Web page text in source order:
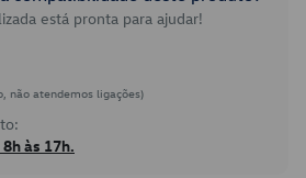
está pronta para ajudar!
não atendemos ligações)
às 17h.